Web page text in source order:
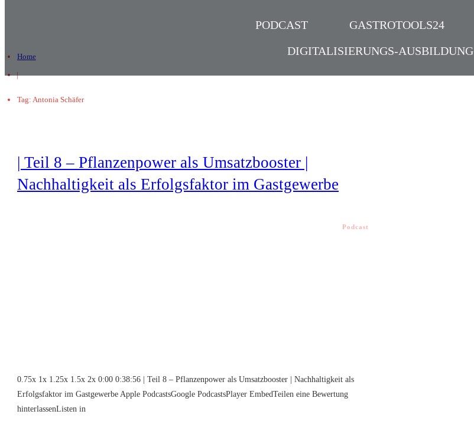
PODCAST GASTROTOOLS24
DIGITALISIERUNGS-AUSBILDUNG
Home
|
Tag: Antonia Schäfer
| Teil 8 – Pflanzenpower als Umsatzbooster |
Nachhaltigkeit als Erfolgsfaktor im Gastgewerbe
Podcast
0.75x 1x 1.25x 1.5x 2x 0:00 0:38:56 | Teil 8 – Pflanzenpower als Umsatzbooster | Nachhaltigkeit als
Erfolgsfaktor im Gastgewerbe Apple PodcastsGoogle PodcastsPlayer EmbedTeilen eine Bewertung
hinterlassenListen in